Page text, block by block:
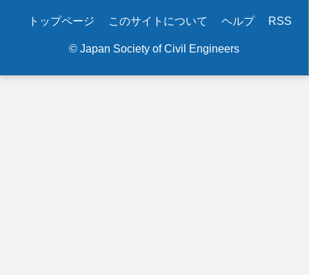
Secondary
トップページ このサイトについて ヘルプ RSS
© Japan Society of Civil Engineers